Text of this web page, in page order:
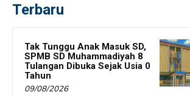
Terbaru
Tak Tunggu Anak Masuk SD,
SPMB SD Muhammadiyah 8
Tulangan Dibuka Sejak Usia 0
Tahun
09/08/2026